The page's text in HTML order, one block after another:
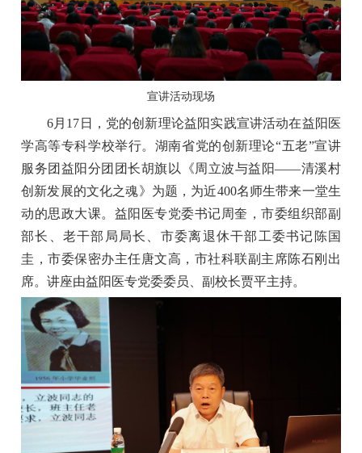
宣讲活动现场
6月17日，党的创新理论益阳实践宣讲活动在益阳医
学高等专科学校举行。湖南省党的创新理论“五老”宣讲
服务团益阳分团团长胡旗以《周立波与益阳——清溪村
创新发展的文化之魂》为题，为近400名师生带来一堂生
动的思政大课。益阳医专党委书记周奎，市委组织部副
部长、老干部局局长、市委离退休干部工委书记陈国
圭，市委保密办主任唐文高，市社科联副主席陈石刚出
席。讲座由益阳医专党委委员、副校长贾平主持。